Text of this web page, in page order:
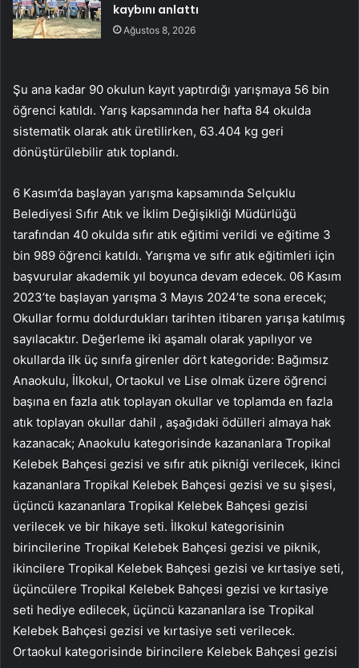
kaybını anlattı
Ağustos 8, 2026
Şu ana kadar 90 okulun kayıt yaptırdığı yarışmaya 56 bin
öğrenci katıldı. Yarış kapsamında her hafta 84 okulda
sistematik olarak atık üretilirken, 63.404 kg geri
dönüştürülebilir atık toplandı.
6 Kasım’da başlayan yarışma kapsamında Selçuklu
Belediyesi Sıfır Atık ve İklim Değişikliği Müdürlüğü
tarafından 40 okulda sıfır atık eğitimi verildi ve eğitime 3
bin 989 öğrenci katıldı. Yarışma ve sıfır atık eğitimleri için
başvurular akademik yıl boyunca devam edecek. 06 Kasım
2023’te başlayan yarışma 3 Mayıs 2024’te sona erecek;
Okullar formu doldurdukları tarihten itibaren yarışa katılmış
sayılacaktır. Değerleme iki aşamalı olarak yapılıyor ve
okullarda ilk üç sınıfa girenler dört kategoride: Bağımsız
Anaokulu, İlkokul, Ortaokul ve Lise olmak üzere öğrenci
başına en fazla atık toplayan okullar ve toplamda en fazla
atık toplayan okullar dahil , aşağıdaki ödülleri almaya hak
kazanacak; Anaokulu kategorisinde kazananlara Tropikal
Kelebek Bahçesi gezisi ve sıfır atık pikniği verilecek, ikinci
kazananlara Tropikal Kelebek Bahçesi gezisi ve su şişesi,
üçüncü kazananlara Tropikal Kelebek Bahçesi gezisi
verilecek ve bir hikaye seti. İlkokul kategorisinin
birincilerine Tropikal Kelebek Bahçesi gezisi ve piknik,
ikincilere Tropikal Kelebek Bahçesi gezisi ve kırtasiye seti,
üçüncülere Tropikal Kelebek Bahçesi gezisi ve kırtasiye
seti hediye edilecek, üçüncü kazananlara ise Tropikal
Kelebek Bahçesi gezisi ve kırtasiye seti verilecek.
Ortaokul kategorisinde birincilere Kelebek Bahçesi gezisi